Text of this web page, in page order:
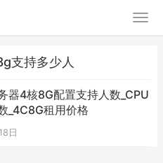
支持多少人
器4核8G配置支持人数_CPU
_4C8G租用价格
日